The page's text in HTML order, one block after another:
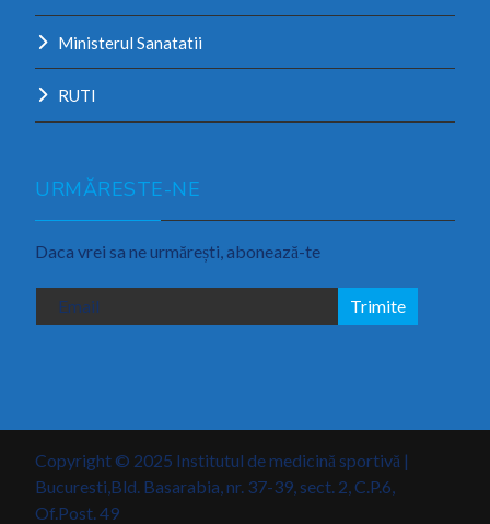
Ministerul Sanatatii
RUTI
URMĂRESTE-NE
Daca vrei sa ne urmărești, abonează-te
Copyright © 2025 Institutul de medicină sportivă |
Bucuresti,Bld. Basarabia, nr. 37-39, sect. 2, C.P.6,
Of.Post. 49